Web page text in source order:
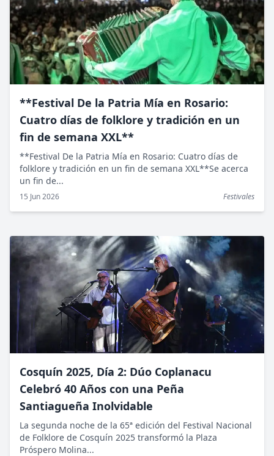
**Festival De la Patria Mía en Rosario:
Cuatro días de folklore y tradición en un
fin de semana XXL**
**Festival De la Patria Mía en Rosario: Cuatro días de
folklore y tradición en un fin de semana XXL**Se acerca
un fin de...
15 Jun 2026 Festivales
Cosquín 2025, Día 2: Dúo Coplanacu
Celebró 40 Años con una Peña
Santiagueña Inolvidable
La segunda noche de la 65ª edición del Festival Nacional
de Folklore de Cosquín 2025 transformó la Plaza
Próspero Molina...